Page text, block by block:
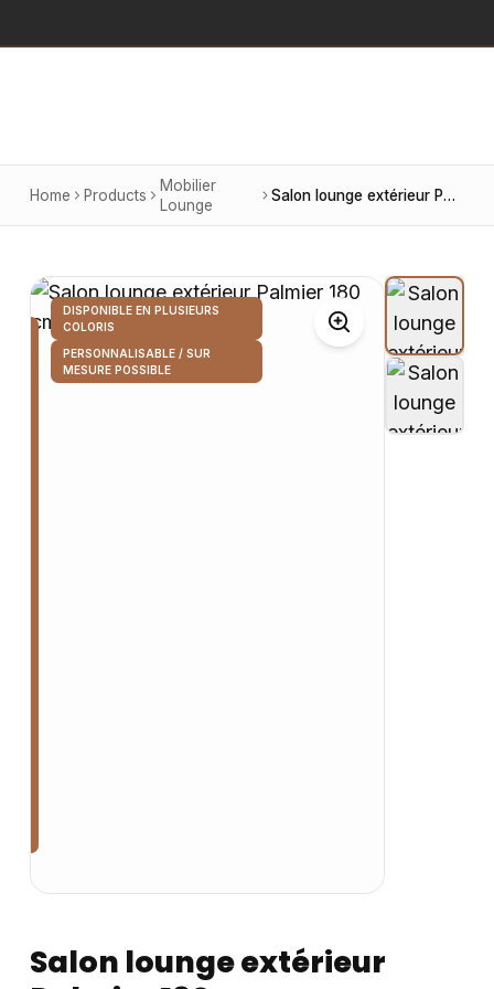
Home Products
Mobilier
Lounge
Salon lounge extérieur Palmier 180 cm
DISPONIBLE EN PLUSIEURS
COLORIS
PERSONNALISABLE / SUR
MESURE POSSIBLE
Salon lounge extérieur